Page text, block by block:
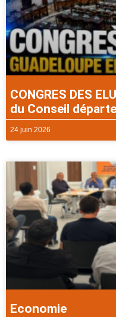
CONGRES DES
du Conseil
24 juin 2026
Economie